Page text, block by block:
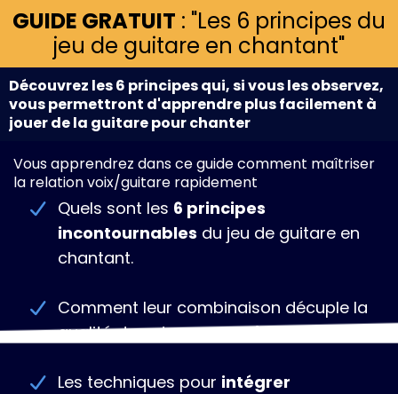
GUIDE GRATUIT : "Les 6 principes du
jeu de guitare en chantant"
Découvrez les 6 principes qui, si vous les observez,
vous permettront d'apprendre plus facilement à
jouer de la guitare pour chanter
Vous apprendrez dans ce guide comment maîtriser
la relation voix/guitare rapidement
Quels sont les 6 principes
incontournables du jeu de guitare en
chantant.
Comment leur combinaison décuple la
qualité de votreexpression musicale
Les techniques pour intégrer